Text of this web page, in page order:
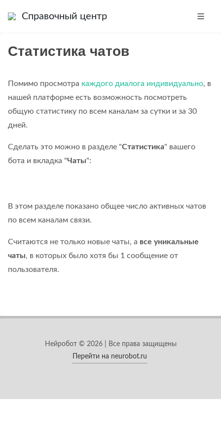
Справочный центр
Статистика чатов
Помимо просмотра каждого диалога индивидуально, в
нашей платформе есть возможность посмотреть
общую статистику по всем каналам за сутки и за 30
дней.
Сделать это можно в разделе "Статистика" вашего
бота и вкладка "Чаты":
В этом разделе показано общее число активных чатов
по всем каналам связи.
Считаются не только новые чаты, а все уникальные
чаты, в которых было хотя бы 1 сообщение от
пользователя.
Нейробот © 2026 | Все права защищены
Перейти на neurobot.ru